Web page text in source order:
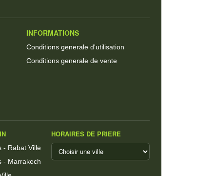
INFORMATIONS
Conditions generale d'utilisation
Conditions generale de vente
- Rabat Ville
- Marrakech
HORAIRES DE PRIERE